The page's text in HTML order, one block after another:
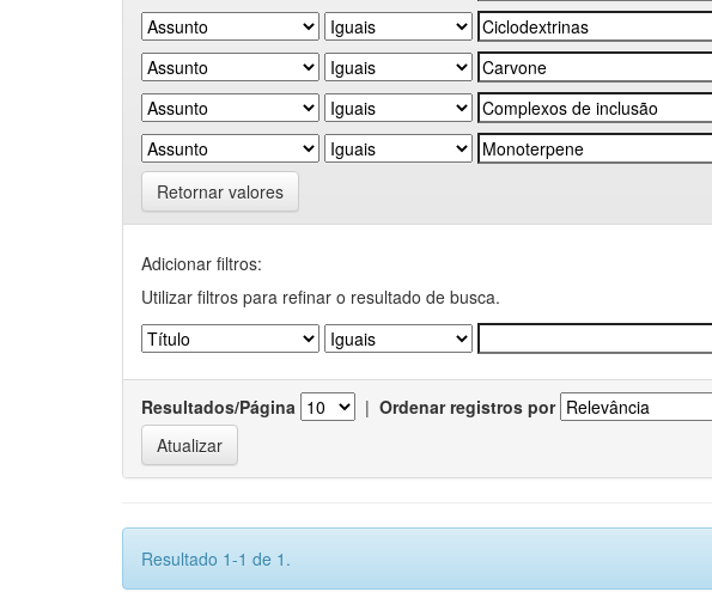
Retornar valores
Adicionar filtros:
Utilizar filtros para refinar o resultado de busca.
Resultados/Página | Ordenar registros por
Resultado 1-1 de 1.